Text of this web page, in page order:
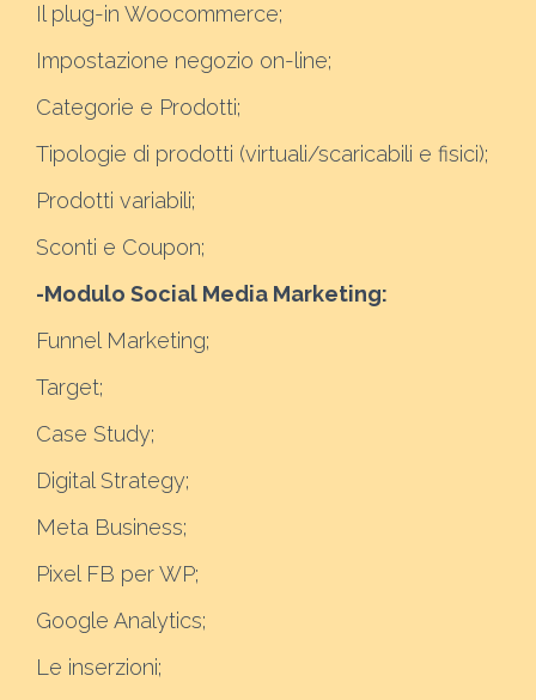
Il plug-in Woocommerce;
Impostazione negozio on-line;
Categorie e Prodotti;
Tipologie di prodotti (virtuali/scaricabili e fisici);
Prodotti variabili;
Sconti e Coupon;
-Modulo Social Media Marketing:
Funnel Marketing;
Target;
Case Study;
Digital Strategy;
Meta Business;
Pixel FB per WP;
Google Analytics;
Le inserzioni;